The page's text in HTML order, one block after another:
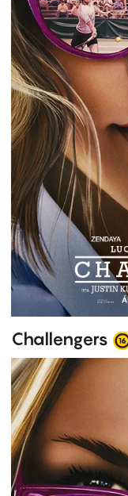
Challengers